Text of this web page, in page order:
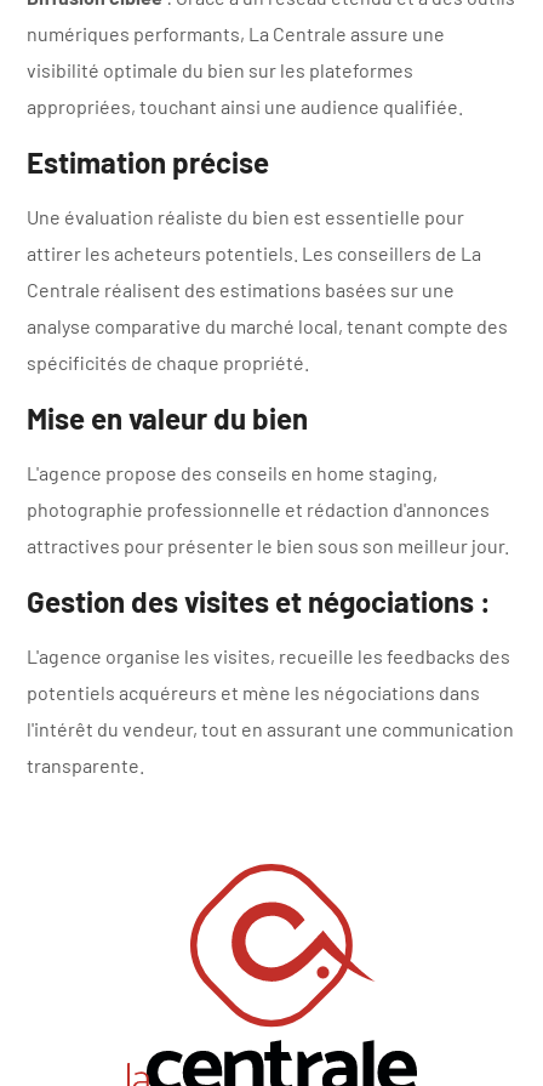
numériques performants, La Centrale assure une
visibilité optimale du bien sur les plateformes
appropriées, touchant ainsi une audience qualifiée.​
Estimation précise
Une évaluation réaliste du bien est essentielle pour
attirer les acheteurs potentiels. Les conseillers de La
Centrale réalisent des estimations basées sur une
analyse comparative du marché local, tenant compte des
spécificités de chaque propriété.​
Mise en valeur du bien
L'agence propose des conseils en home staging,
photographie professionnelle et rédaction d'annonces
attractives pour présenter le bien sous son meilleur jour.​
Gestion des visites et négociations :
L'agence organise les visites, recueille les feedbacks des
potentiels acquéreurs et mène les négociations dans
l'intérêt du vendeur, tout en assurant une communication
transparente.​